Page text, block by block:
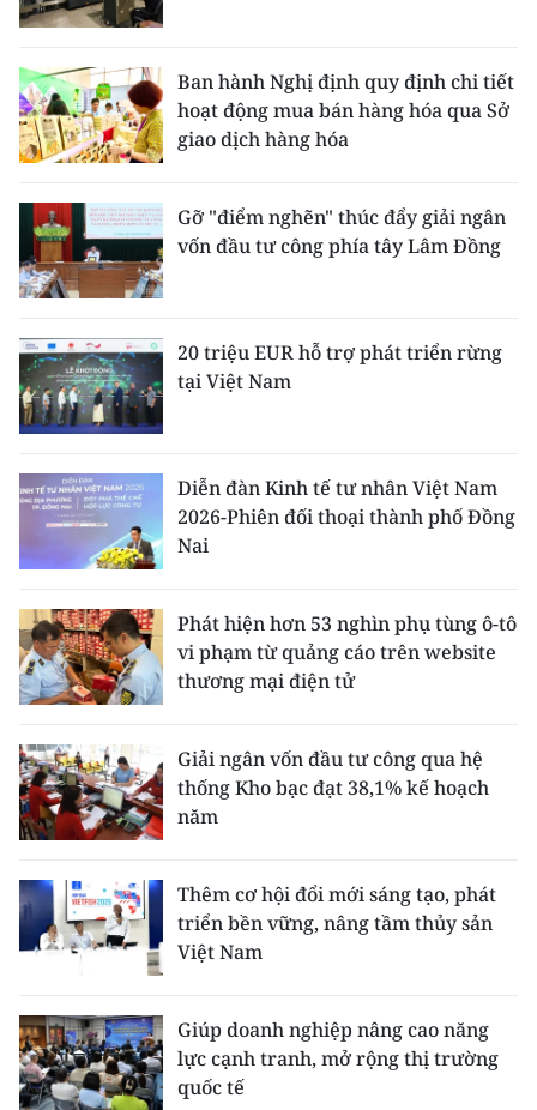
Ban hành Nghị định quy định chi tiết
hoạt động mua bán hàng hóa qua Sở
giao dịch hàng hóa
Gỡ "điểm nghẽn" thúc đẩy giải ngân
vốn đầu tư công phía tây Lâm Đồng
20 triệu EUR hỗ trợ phát triển rừng
tại Việt Nam
Diễn đàn Kinh tế tư nhân Việt Nam
2026-Phiên đối thoại thành phố Đồng
Nai
Phát hiện hơn 53 nghìn phụ tùng ô-tô
vi phạm từ quảng cáo trên website
thương mại điện tử
Giải ngân vốn đầu tư công qua hệ
thống Kho bạc đạt 38,1% kế hoạch
năm
Thêm cơ hội đổi mới sáng tạo, phát
triển bền vững, nâng tầm thủy sản
Việt Nam
Giúp doanh nghiệp nâng cao năng
lực cạnh tranh, mở rộng thị trường
quốc tế